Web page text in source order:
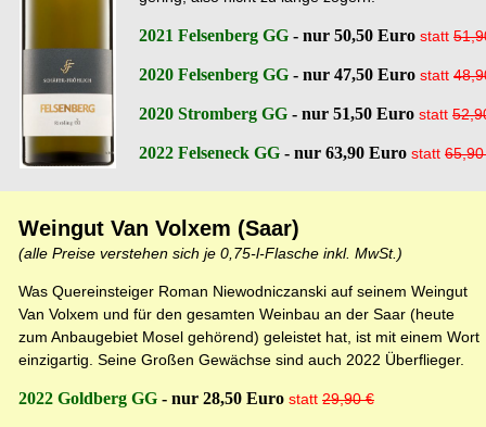
2021 Felsenberg GG - nur 50,50 Euro statt
2020 Felsenberg GG - nur 47,50 Euro statt
2020 Stromberg GG - nur 51,50 Euro statt
2022 Felseneck GG - nur 63,90 Euro statt
Weingut Van Volxem (Saar)
(alle Preise verstehen sich je 0,75-l-Flasche inkl. MwSt.)
Was Quereinsteiger Roman Niewodniczanski auf seinem Weingut
Van Volxem und für den gesamten Weinbau an der Saar (heute
zum Anbaugebiet Mosel gehörend) geleistet hat, ist mit einem Wort
einzigartig. Seine Großen Gewächse sind auch 2022 Überflieger.
2022 Goldberg GG - nur 28,50 Euro statt 29,90 €